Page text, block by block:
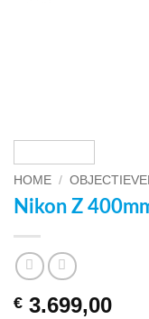
HOME /
Nikon Z
€ 3.699,00